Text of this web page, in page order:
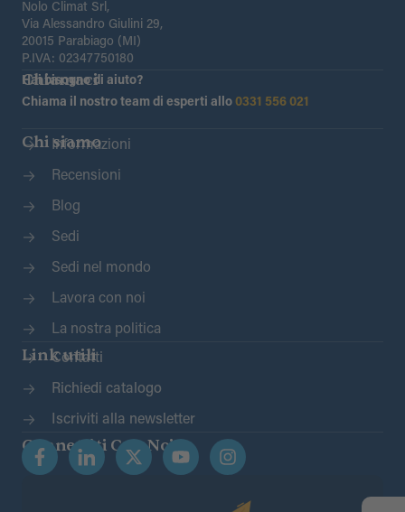
Nolo Climat Srl,
Via Alessandro Giulini 29,
20015 Parabiago (MI)
P.IVA: 02347750180
Chiamaci
Hai bisogno di aiuto?
Chiama il nostro team di esperti allo 0331 556 021
Chi siamo
Informazioni
Recensioni
Blog
Sedi
Sedi nel mondo
Lavora con noi
La nostra politica
Link utili
Contatti
Richiedi catalogo
Iscriviti alla newsletter
Connettiti Con Noi